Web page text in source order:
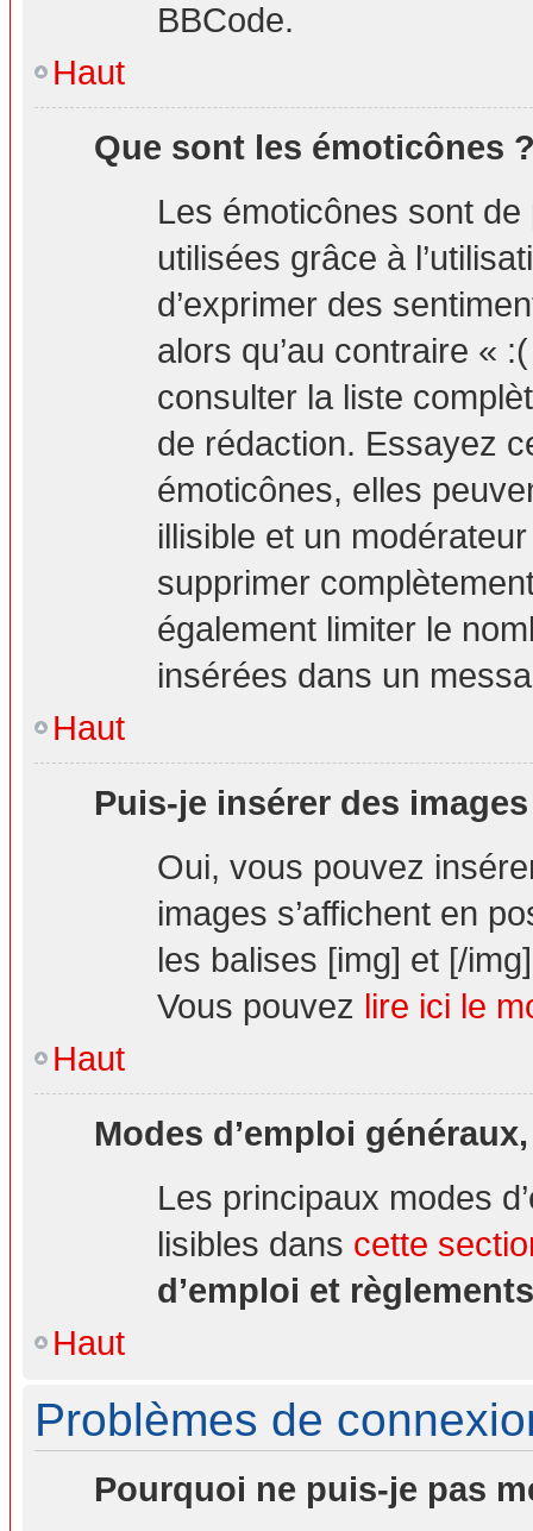
BBCode.
Haut
Que sont les émoticônes
Les émoticônes sont
utilisées grâce à
d’exprimer des
alors qu’au contraire «
consulter la liste
de rédaction. Essayez
émoticônes, elles
illisible et un
supprimer
également limiter le
insérées dans un
Haut
Puis-je insérer des
Oui, vous pouvez
images s’affichent en
les balises [img] et [/
Vous pouvez lire ici le
Haut
Modes d’emploi
Les principaux modes
lisibles dans cette
d’emploi et règlements
Haut
Problèmes de
Pourquoi ne puis-je pas